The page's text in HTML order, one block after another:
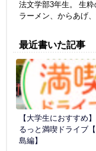
法文学部3年生。 生
ラーメン、からあげ
最近書いた記事
【大学生におすすめ
るっと満喫ドライブ
島編】